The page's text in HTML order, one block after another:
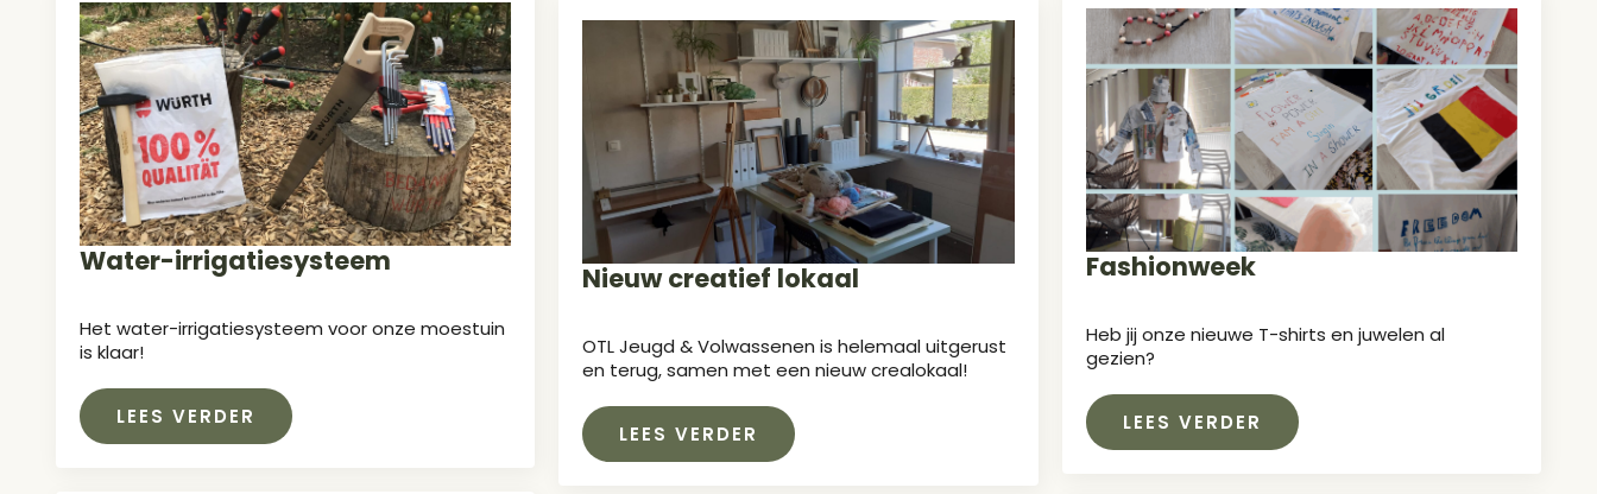
Water-irrigatiesysteem
Het water-irrigatiesysteem voor onze moestuin
is klaar!
LEES VERDER
Fashionweek
Heb jij onze nieuwe T-shirts en juwelen al
gezien?
LEES VERDER
Nieuw creatief lokaal
OTL Jeugd & Volwassenen is helemaal uitgerust
en terug, samen met een nieuw crealokaal!
LEES VERDER